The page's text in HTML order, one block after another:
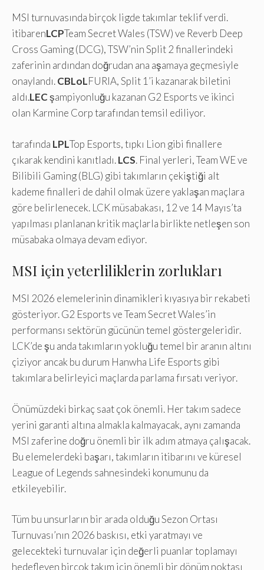
MSI turnuvasında birçok ligde takımlar teklif verdi.
itibarenLCPTeam Secret Wales (TSW) ve Reverb Deep
Cross Gaming (DCG), TSW’nin Split 2 finallerindeki
zaferinin ardından doğrudan ana aşamaya geçmesiyle
onaylandı.CBLoLFURIA, Split 1’i kazanarak biletini
aldı.LECşampiyonluğu kazanan G2 Esports ve ikinci
olan Karmine Corp tarafından temsil ediliyor.
tarafında LPLTop Esports, tıpkı Lion gibi finallere
çıkarak kendini kanıtladı.LCS. Final yerleri, Team WE ve
Bilibili Gaming (BLG) gibi takımların çekiştiği alt
kademe finalleri de dahil olmak üzere yaklaşan maçlara
göre belirlenecek. LCK müsabakası, 12 ve 14 Mayıs’ta
yapılması planlanan kritik maçlarla birlikte netleşen son
müsabaka olmaya devam ediyor.
MSI için yeterliliklerin zorlukları
MSI 2026 elemelerinin dinamikleri kıyasıya bir rekabeti
gösteriyor. G2 Esports ve Team Secret Wales’in
performansı sektörün gücünün temel göstergeleridir.
LCK’de şu anda takımların yokluğu temel bir aranın altını
çiziyor ancak bu durum Hanwha Life Esports gibi
takımlara belirleyici maçlarda parlama fırsatı veriyor.
Önümüzdeki birkaç saat çok önemli. Her takım sadece
yerini garanti altına almakla kalmayacak, aynı zamanda
MSI zaferine doğru önemli bir ilk adım atmaya çalışacak.
Bu elemelerdeki başarı, takımların itibarını ve küresel
League of Legends sahnesindeki konumunu da
etkileyebilir.
Tüm bu unsurların bir arada olduğu Sezon Ortası
Turnuvası’nın 2026 baskısı, etki yaratmayı ve
gelecekteki turnuvalar için değerli puanlar toplamayı
hedefleyen birçok takım için önemli bir dönüm noktası